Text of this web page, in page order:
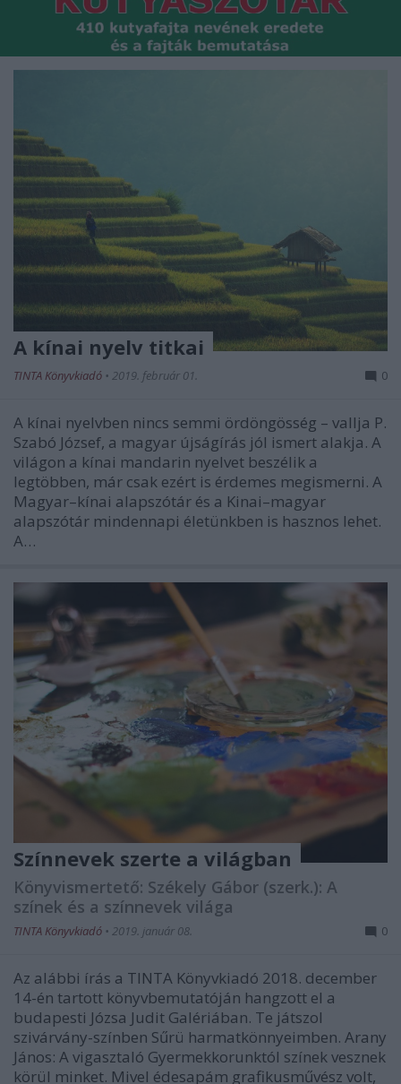
A kínai nyelv titkai
TINTA Könyvkiadó • 2019. február 01. 0
A kínai nyelvben nincs semmi ördöngösség – vallja P.
Szabó József, a magyar újságírás jól ismert alakja. A
világon a kínai mandarin nyelvet beszélik a
legtöbben, már csak ezért is érdemes megismerni. A
Magyar–kínai alapszótár és a Kinai–magyar
alapszótár mindennapi életünkben is hasznos lehet.
A…
Színnevek szerte a világban
Könyvismertető: Székely Gábor (szerk.): A
színek és a színnevek világa
TINTA Könyvkiadó • 2019. január 08. 0
Az alábbi írás a TINTA Könyvkiadó 2018. december
14-én tartott könyvbemutatóján hangzott el a
budapesti Józsa Judit Galériában. Te játszol
szivárvány-színben Sűrü harmatkönnyeimben. Arany
János: A vigasztaló Gyermekkorunktól színek vesznek
körül minket. Мivel édesapám grafikusművész volt,